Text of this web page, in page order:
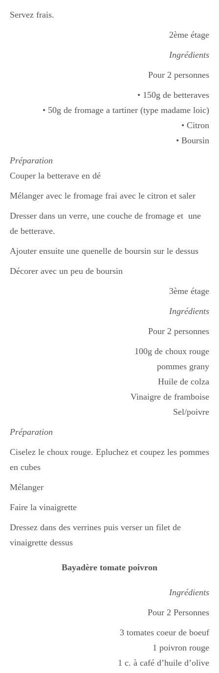
Halloween
Servez frais.
2ème étage
Ingrédients
Pour 2 personnes
• 150g de betteraves
• 50g de fromage a tartiner (type madame loic)
• Citron
• Boursin
Préparation
Couper la betterave en dé
Mélanger avec le fromage frai avec le citron et saler
Dresser dans un verre, une couche de fromage et une
de betterave.
Ajouter ensuite une quenelle de boursin sur le dessus
Décorer avec un peu de boursin
3ème étage
Ingrédients
Pour 2 personnes
100g de choux rouge
pommes grany
Huile de colza
Vinaigre de framboise
Sel/poivre
Préparation
Ciselez le choux rouge. Epluchez et coupez les pommes
en cubes
Mélanger
Faire la vinaigrette
Dressez dans des verrines puis verser un filet de
vinaigrette dessus
Bayadère tomate poivron
Ingrédients
Pour 2 Personnes
3 tomates coeur de boeuf
1 poivron rouge
1 c. à café d’huile d’olive